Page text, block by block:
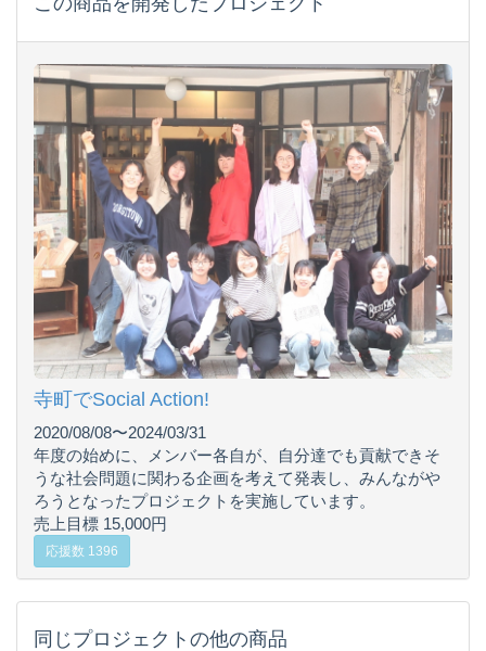
寺町でSocial Action!
2020/08/08〜2024/03/31
年度の始めに、メンバー各自が、自分達でも貢献できそ
うな社会問題に関わる企画を考えて発表し、みんながや
ろうとなったプロジェクトを実施しています。
売上目標 15,000円
応援数 1396
同じプロジェクトの他の商品